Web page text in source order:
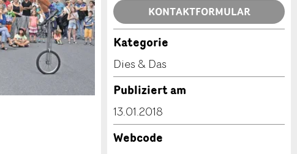
KONTAKTFORMULAR
Kategorie
Dies & Das
Publiziert am
13.01.2018
Webcode